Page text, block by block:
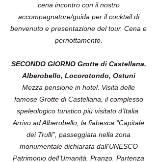
cena incontro con il nostro
accompagnatore/guida per il cocktail di
benvenuto e presentazione del tour. Cena e
pernottamento.
SECONDO GIORNO Grotte di Castellana,
Alberobello, Locorotondo, Ostuni
Mezza pensione in hotel. Visita delle
famose Grotte di Castellana, il complesso
speleologico turistico più visitato d'Italia.
Arrivo ad Alberobello, la fiabesca “Capitale
dei Trulli”, passeggiata nella zona
monumentale dichiarata dall’UNESCO
Patrimonio dell’Umanità. Pranzo. Partenza